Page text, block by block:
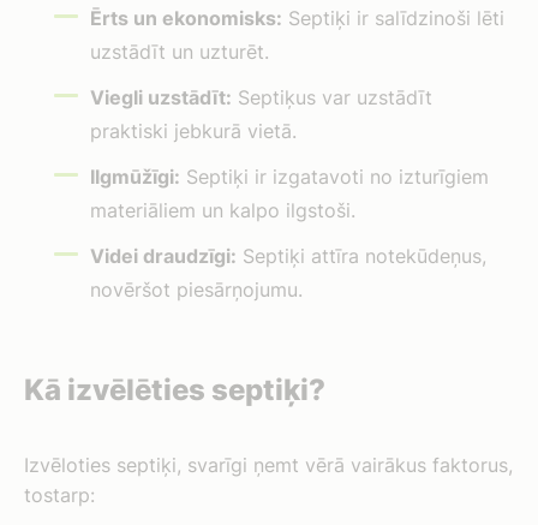
Ērts un ekonomisks: Septiķi ir salīdzinoši lēti
uzstādīt un uzturēt.
Viegli uzstādīt: Septiķus var uzstādīt
praktiski jebkurā vietā.
Ilgmūžīgi: Septiķi ir izgatavoti no izturīgiem
materiāliem un kalpo ilgstoši.
Videi draudzīgi: Septiķi attīra notekūdeņus,
novēršot piesārņojumu.
Kā izvēlēties septiķi?
Izvēloties septiķi, svarīgi ņemt vērā vairākus faktorus,
tostarp: